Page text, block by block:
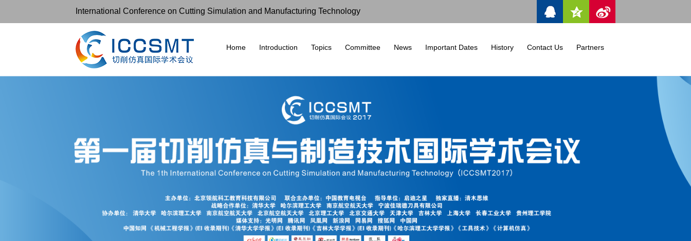
International Conference on Cutting Simulation and Manufacturing Technology
Home Introduction Topics Committee News Important Dates History Contact Us Partners